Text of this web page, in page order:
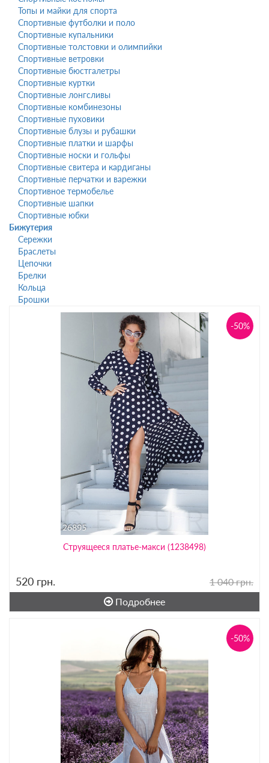
Топы и майки для спорта
Спортивные футболки и поло
Спортивные купальники
Спортивные толстовки и олимпийки
Спортивные ветровки
Спортивные бюстгалетры
Спортивные куртки
Спортивные лонгсливы
Спортивные комбинезоны
Спортивные пуховики
Спортивные блузы и рубашки
Спортивные платки и шарфы
Спортивные носки и гольфы
Спортивные свитера и кардиганы
Спортивные перчатки и варежки
Спортивное термобелье
Спортивные шапки
Спортивные юбки
Бижутерия
Сережки
Браслеты
Цепочки
Брелки
Кольца
Брошки
Струящееся платье-макси (1238498)
-50%
520 грн.
1 040 грн.
Подробнее
-50%